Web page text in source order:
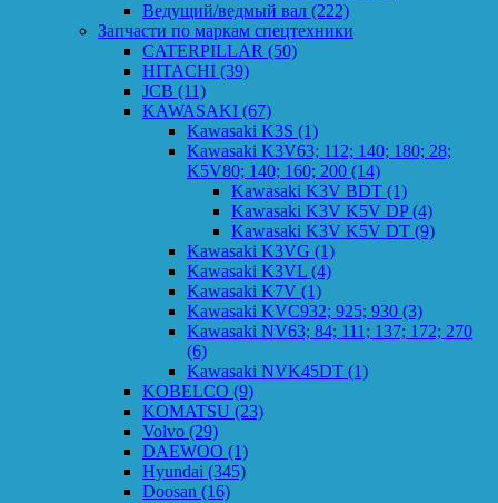
Ведущий/ведмый вал (222)
Запчасти по маркам спецтехники
CATERPILLAR (50)
HITACHI (39)
JCB (11)
KAWASAKI (67)
Kawasaki K3S (1)
Kawasaki K3V63; 112; 140; 180; 28;
K5V80; 140; 160; 200 (14)
Kawasaki K3V BDT (1)
Kawasaki K3V K5V DP(4)
Kawasaki K3V K5V DT (9)
Kawasaki K3VG (1)
Kawasaki K3VL (4)
Kawasaki K7V (1)
Kawasaki KVC932; 925; 930 (3)
Kawasaki NV63; 84; 111; 137; 172; 270
(6)
Kawasaki NVK45DT (1)
KOBELCO (9)
KOMATSU (23)
Volvo (29)
DAEWOO (1)
Hyundai (345)
Doosan (16)